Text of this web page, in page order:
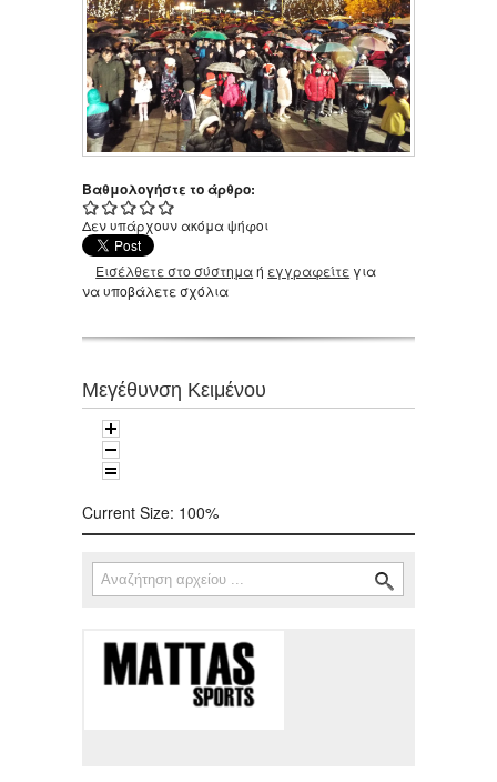
Βαθμολογήστε το άρθρο:
Δεν υπάρχουν ακόμα ψήφοι
Εισέλθετε στο σύστημαή εγγραφείτε για
να υποβάλετε σχόλια
Μεγέθυνση Κειμένου
Current Size: 100%
Φόρμα αναζήτησης
Αναζήτηση